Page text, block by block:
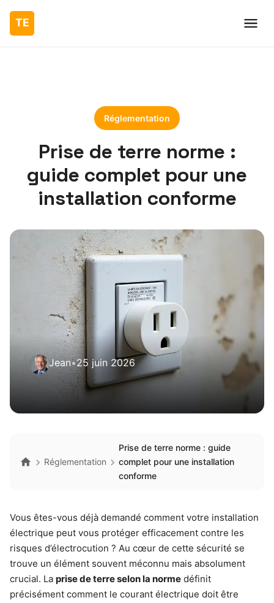
Réglementation
Prise de terre norme :
guide complet pour une
installation conforme
Jean•25 juin 2026
Réglementation
Prise de terre norme : guide
complet pour une installation
conforme
Vous êtes-vous déjà demandé comment votre installation
électrique peut vous protéger efficacement contre les
risques d’électrocution ? Au cœur de cette sécurité se
trouve un élément souvent méconnu mais absolument
crucial. La prise de terre selon la norme définit
précisément comment le courant électrique doit être